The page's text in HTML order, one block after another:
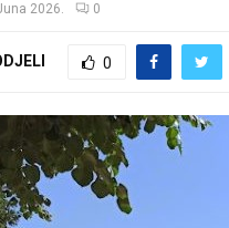
2026. 0
0